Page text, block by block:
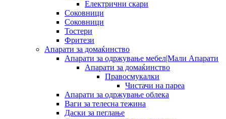
Електрични скари
Соковници
Соковници
Тостери
Фритези
Апарати за домаќинство
Апарати за одржување мебел|Мали Апарати
Апарати за домаќинство
Правосмукалки
Чистачи на пареа
Апарати за одржување облека
Ваги за телесна тежина
Даски за пеглање